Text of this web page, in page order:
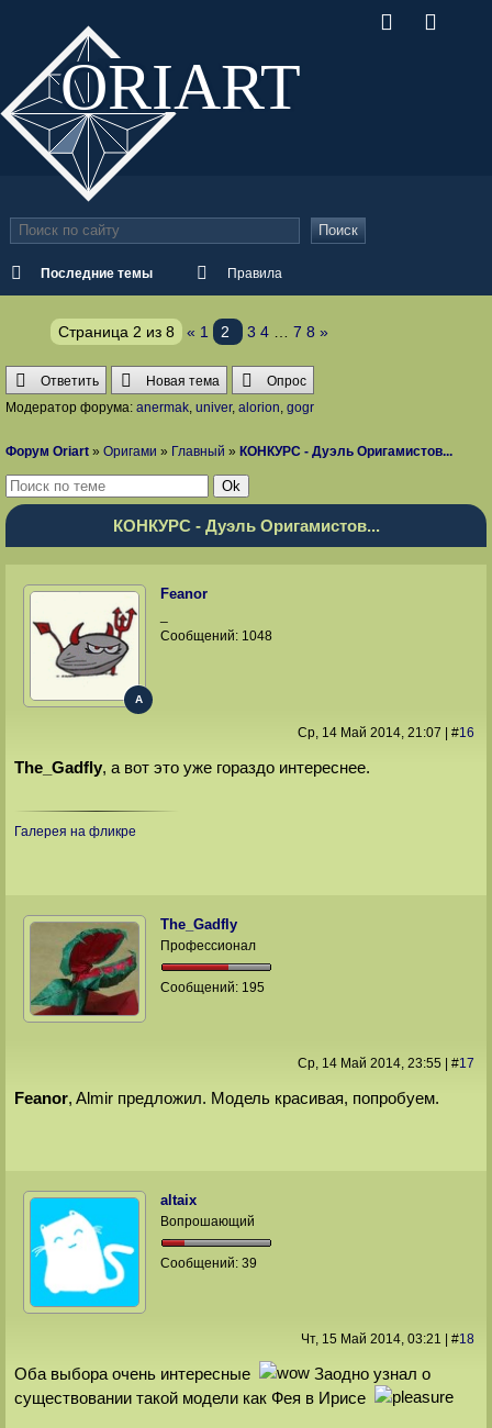
ORIART
Последние темы Правила
Поиск
Страница 2 из 8 « 1 2 3 4 7 8 »
Ответить Новая тема
Опрос
Модератор форума: anermak, univer, alorion, gogr
Форум Oriart » Оригами » Главный » КОНКУРС - Дуэль Оригамистов...
КОНКУРС - Дуэль Оригамистов...
Feanor
A
Сообщений: 1048
Ср, 14 Май 2014, 21:07 #16
The_Gadfly, а вот это уже гораздо интереснее.
Галерея на фликре
The_Gadfly
Профессионал
Сообщений: 195
Ср, 14 Май 2014, 23:55 #17
Feanor, Almir предложил. Модель красивая, попробуем.
altaix
Вопрошающий
Сообщений:39
Чт, 15 Май 2014, 03:21 #18
Оба выбора очень интересные
Заодно узнал о
существовании такой модели как Фея в Ирисе